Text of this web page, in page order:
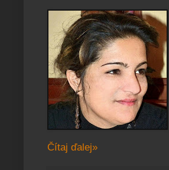
Čítaj ďalej»